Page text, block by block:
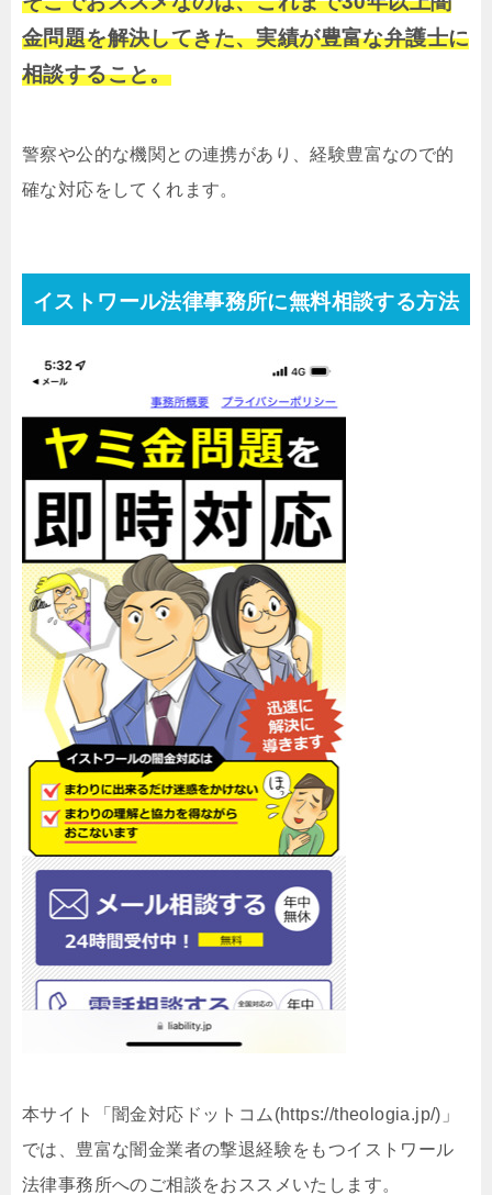
金問題を解決してきた、実績が豊富な弁護士に
相談すること。
警察や公的な機関との連携があり、経験豊富なので的
確な対応をしてくれます。
イストワール法律事務所に無料相談する方法
本サイト「闇金対応ドットコム(https://theologia.jp/)」
では、豊富な闇金業者の撃退経験をもつイストワール
法律事務所へのご相談をおススメいたします。